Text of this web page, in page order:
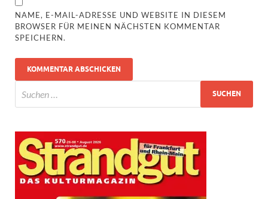
NAME, E-MAIL-ADRESSE UND WEBSITE IN DIESEM
BROWSER FÜR MEINEN NÄCHSTEN KOMMENTAR
SPEICHERN.